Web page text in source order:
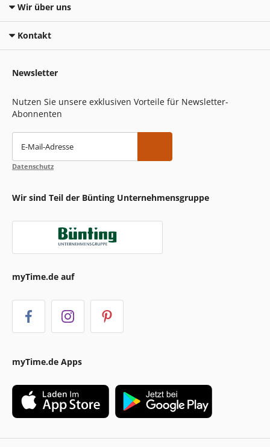
Wir über uns
Kontakt
Newsletter
Nutzen Sie unsere exklusiven Vorteile für Newsletter-
Abonnenten
E-Mail-Adresse
Datenschutz
Wir sind Teil der Bünting Unternehmensgruppe
myTime.de auf
myTime.de Apps